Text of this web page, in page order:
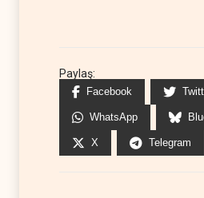
Paylaş:
Facebook
WhatsApp
X Telegram